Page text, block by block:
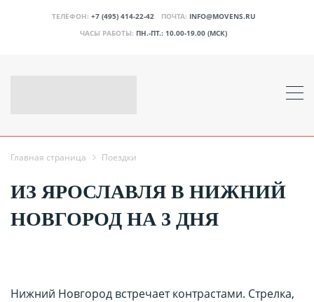
ТЕЛЕФОН: +7 (495) 414-22-42 ПОЧТА: INFO@MOVENS.RU
ЧАСЫ РАБОТЫ: ПН.-ПТ.: 10.00-19.00 (МСК)
Главная страница Поездки
ИЗ ЯРОСЛАВЛЯ В НИЖНИЙ
НОВГОРОД НА 3 ДНЯ
Нижний Новгород встречает контрастами. Стрелка,